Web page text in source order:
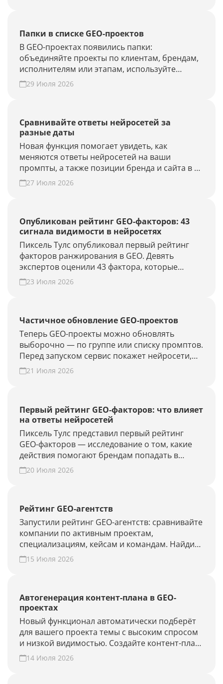
Папки в списке GEO-проектов
В GEO-проектах появились папки:
объединяйте проекты по клиентам, брендам,
исполнителям или этапам, используйте
фильтры и быстрее находите нужные.
Наведите порядок в списке проектов.
29 Июля 2026
Сравнивайте ответы нейросетей за
разные даты
Новая функция помогает увидеть, как
меняются ответы нейросетей на ваши
промпты, а также позиции бренда и сайта в AI-
выдаче.
27 Июля 2026
Опубликован рейтинг GEO-факторов: 43
сигнала видимости в нейросетях
Пиксель Тулс опубликовал первый рейтинг
факторов ранжирования в GEO. Девять
экспертов оценили 43 фактора, которые
влияют на видимость бренда в AI-ответах.
23 Июля 2026
Частичное обновление GEO-проектов
Теперь GEO-проекты можно обновлять
выборочно — по группе или списку промптов.
Перед запуском сервис покажет нейросети,
объём проверки и расход лимитов. Проверьте
новые запросы или результат GEO-работ без
21 Июля 2026
Первый рейтинг GEO-факторов: что влияет
на ответы нейросетей
Пиксель Тулс представил первый рейтинг
GEO-факторов — исследование о том, какие
действия помогают брендам попадать в
ответы нейросетей.
20 Июля 2026
Рейтинг GEO-агентств
Запустили рейтинг GEO-агентств: сравнивайте
компании по активным проектам,
специализациям, кейсам и командам. Найдите
подрядчика для продвижения в ChatGPT,
Алисе AI и Perplexity или добавьте своё
15 Июля 2026
Автогенерация контент-плана в GEO-
проектах
Новый функционал автоматически подберёт
для вашего проекта темы с высоким спросом
и низкой видимостью. Создайте контент-план
за несколько минут и повысьте присутствие
вашего бренда и сайта в ответах нейросетей.
14 Июля 2026